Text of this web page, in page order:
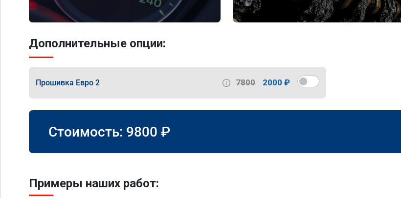
Дополнительные опции:
Прошивка Евро 2 7800 2000 ₽
Стоимость: 9800 ₽
Примеры наших работ: